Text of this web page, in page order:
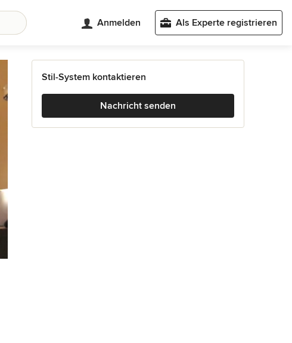
Anmelden Als Experte registrieren
Stil-System kontaktieren
Nachricht senden